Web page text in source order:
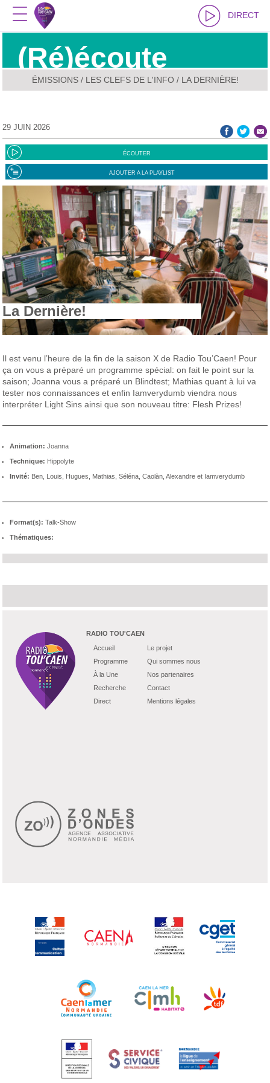
DIRECT
(Ré)écoute
ÉMISSIONS/ LES CLEFS DE L'INFO/ LA DERNIÈRE!
29 JUIN 2026
ÉCOUTER
AJOUTER A LA PLAYLIST
La Dernière!
Il est venu l’heure de la fin de la saison X de Radio Tou’Caen! Pour
ça on vous a préparé un programme spécial: on fait le point sur la
saison; Joanna vous a préparé un Blindtest; Mathias quant à lui va
tester nos connaissances et enfin Iamverydumb viendra nous
interpréter Light Sins ainsi que son nouveau titre: Flesh Prizes!
Animation: Joanna
Technique: Hippolyte
Invité: Ben, Louis, Hugues, Mathias, Séléna, Caolàn, Alexandre et Iamverydumb
Format(s): Talk-Show
Thématiques:
RADIO TOU'CAEN
Accueil
Programme
À la Une
Recherche
Direct
Le projet
Qui sommes nous
Nos partenaires
Contact
Mentions légales